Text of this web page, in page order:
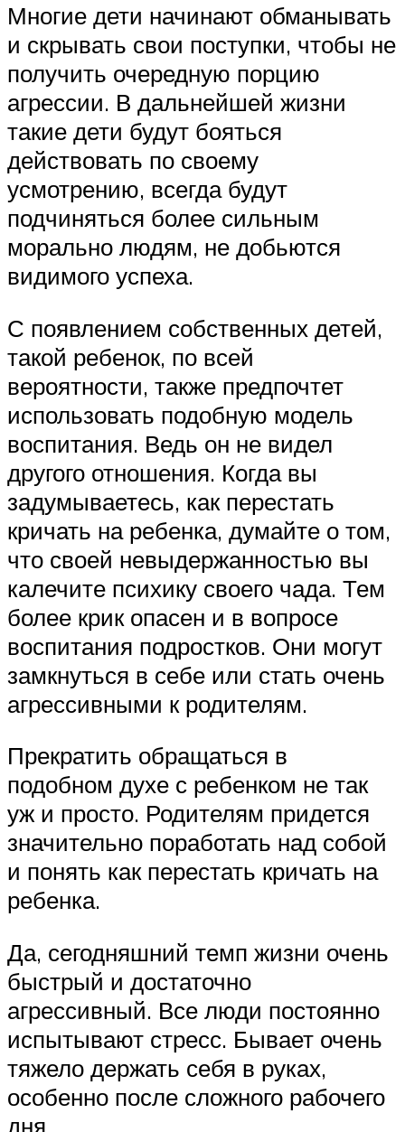
Многие дети начинают обманывать
и скрывать свои поступки, чтобы не
получить очередную порцию
агрессии. В дальнейшей жизни
такие дети будут бояться
действовать по своему
усмотрению, всегда будут
подчиняться более сильным
морально людям, не добьются
видимого успеха.
С появлением собственных детей,
такой ребенок, по всей
вероятности, также предпочтет
использовать подобную модель
воспитания. Ведь он не видел
другого отношения. Когда вы
задумываетесь, как перестать
кричать на ребенка, думайте о том,
что своей невыдержанностью вы
калечите психику своего чада. Тем
более крик опасен и в вопросе
воспитания подростков. Они могут
замкнуться в себе или стать очень
агрессивными к родителям.
Прекратить обращаться в
подобном духе с ребенком не так
уж и просто. Родителям придется
значительно поработать над собой
и понять как перестать кричать на
ребенка.
Да, сегодняшний темп жизни очень
быстрый и достаточно
агрессивный. Все люди постоянно
испытывают стресс. Бывает очень
тяжело держать себя в руках,
особенно после сложного рабочего
дня.